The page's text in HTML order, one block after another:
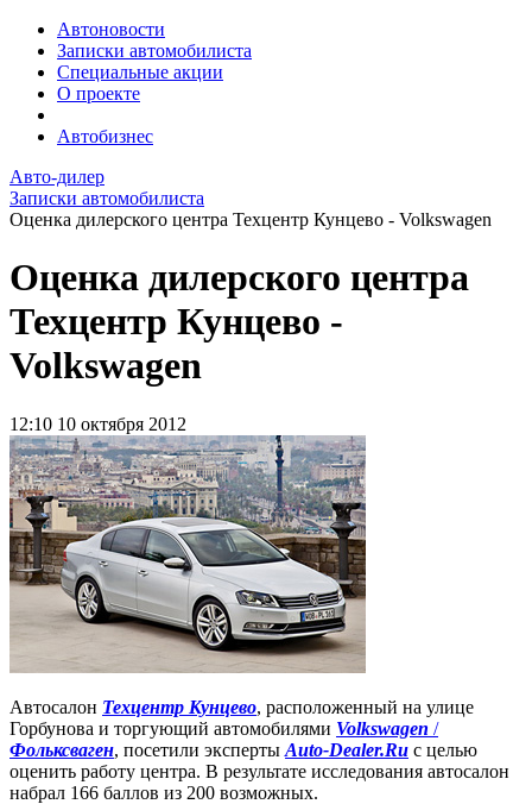
Автоновости
Записки автомобилиста
Специальные акции
О проекте
Автобизнес
Авто-дилер
Записки автомобилиста
Оценка дилерского центра Техцентр Кунцево - Volkswagen
Оценка дилерского центра
Техцентр Кунцево -
Volkswagen
12:10 10 октября 2012
Автосалон Техцентр Кунцево, расположенный на улице
Горбунова и торгующий автомобилями Volkswagen /
Фольксваген, посетили эксперты Auto-Dealer.Ru с целью
оценить работу центра. В результате исследования автосалон
набрал 166 баллов из 200 возможных.